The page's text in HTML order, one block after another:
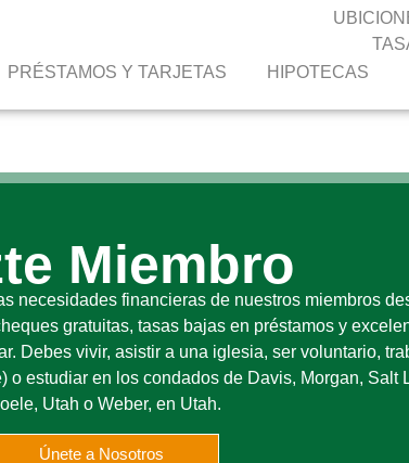
PRÉSTAMOS Y TARJETAS HIPOTECAS
Miembro
necesidades financieras de nuestros miembros
gratuitas, tasas bajas en préstamos y
Debes vivir, asistir a una iglesia, ser voluntario,
o estudiar en los condados de Davis, Morgan, Salt
Utah o Weber, en Utah.
Únete a Nosotros